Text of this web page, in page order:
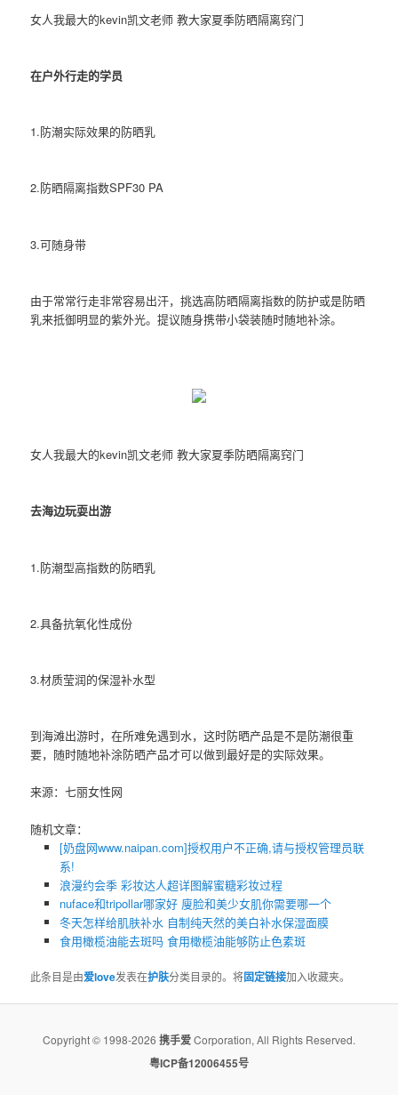
女人我最大的kevin凯文老师 教大家夏季防晒隔离窍门
在户外行走的学员
1.防潮实际效果的防晒乳
2.防晒隔离指数SPF30 PA
3.可随身带
由于常常行走非常容易出汗，挑选高防晒隔离指数的防护或是防晒
乳来抵御明显的紫外光。提议随身携带小袋装随时随地补涂。
女人我最大的kevin凯文老师 教大家夏季防晒隔离窍门
去海边玩耍出游
1.防潮型高指数的防晒乳
2.具备抗氧化性成份
3.材质莹润的保湿补水型
到海滩出游时，在所难免遇到水，这时防晒产品是不是防潮很重
要，随时随地补涂防晒产品才可以做到最好是的实际效果。
来源：七丽女性网
随机文章：
[奶盘网www.naipan.com]授权用户不正确,请与授权管理员联
系!
浪漫约会季 彩妆达人超详图解蜜糖彩妆过程
nuface和tripollar哪家好 廋脸和美少女肌你需要哪一个
冬天怎样给肌肤补水 自制纯天然的美白补水保湿面膜
食用橄榄油能去斑吗 食用橄榄油能够防止色素斑
此条目是由爱love发表在护肤分类目录的。将固定链接加入收藏夹。
Copyright © 1998-2026 携手爱Corporation, All Rights Reserved.
粤ICP备12006455号